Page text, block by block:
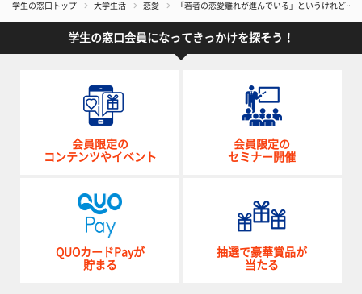
学生の窓口トップ 大学生活 恋愛 「若者の恋愛離れが進んでいる」というけれど
学生の窓口会員になってきっかけを探そう！
会員限定の
コンテンツやイベント
会員限定の
セミナー開催
QUOカードPayが
貯まる
抽選で豪華賞品が
当たる